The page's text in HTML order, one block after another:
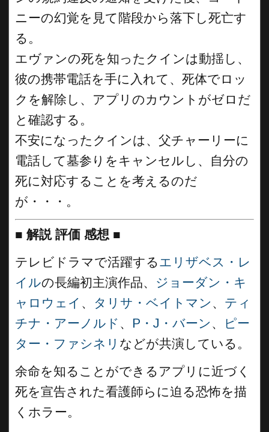
ニーの幻覚を見て階段から落下し死亡す
る。
エヴァンの死を知ったクインは動揺し、
彼の携帯電話を手に入れて、死体でロッ
クを解除し、アプリのカウントがゼロだ
と確認する。
不安になったクインは、父チャーリーに
電話して墓参りをキャンセルし、自分の
死に対応することを考えるのだ
が・・・。
■ 解説 評価 感想 ■
テレビドラマで活躍するエリザベス・レ
イルの長編初主演作品、 ジョーダン・キ
ャロウェイ 、 タリサ・ベイトマン 、 ティ
チナ・アーノルド 、 P・J・バーン 、
ピー
ター・ファシネリ などが共演している。
余命を知ることができるアプリに近づく
死を宣告された看護師らに迫る恐怖を描
くホラー。